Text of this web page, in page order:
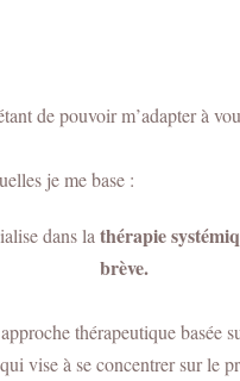
de pouvoir m’adapter à
je me base :
dans lathérapie
brève.
thérapeutique basée
vise à se concentrer sur le